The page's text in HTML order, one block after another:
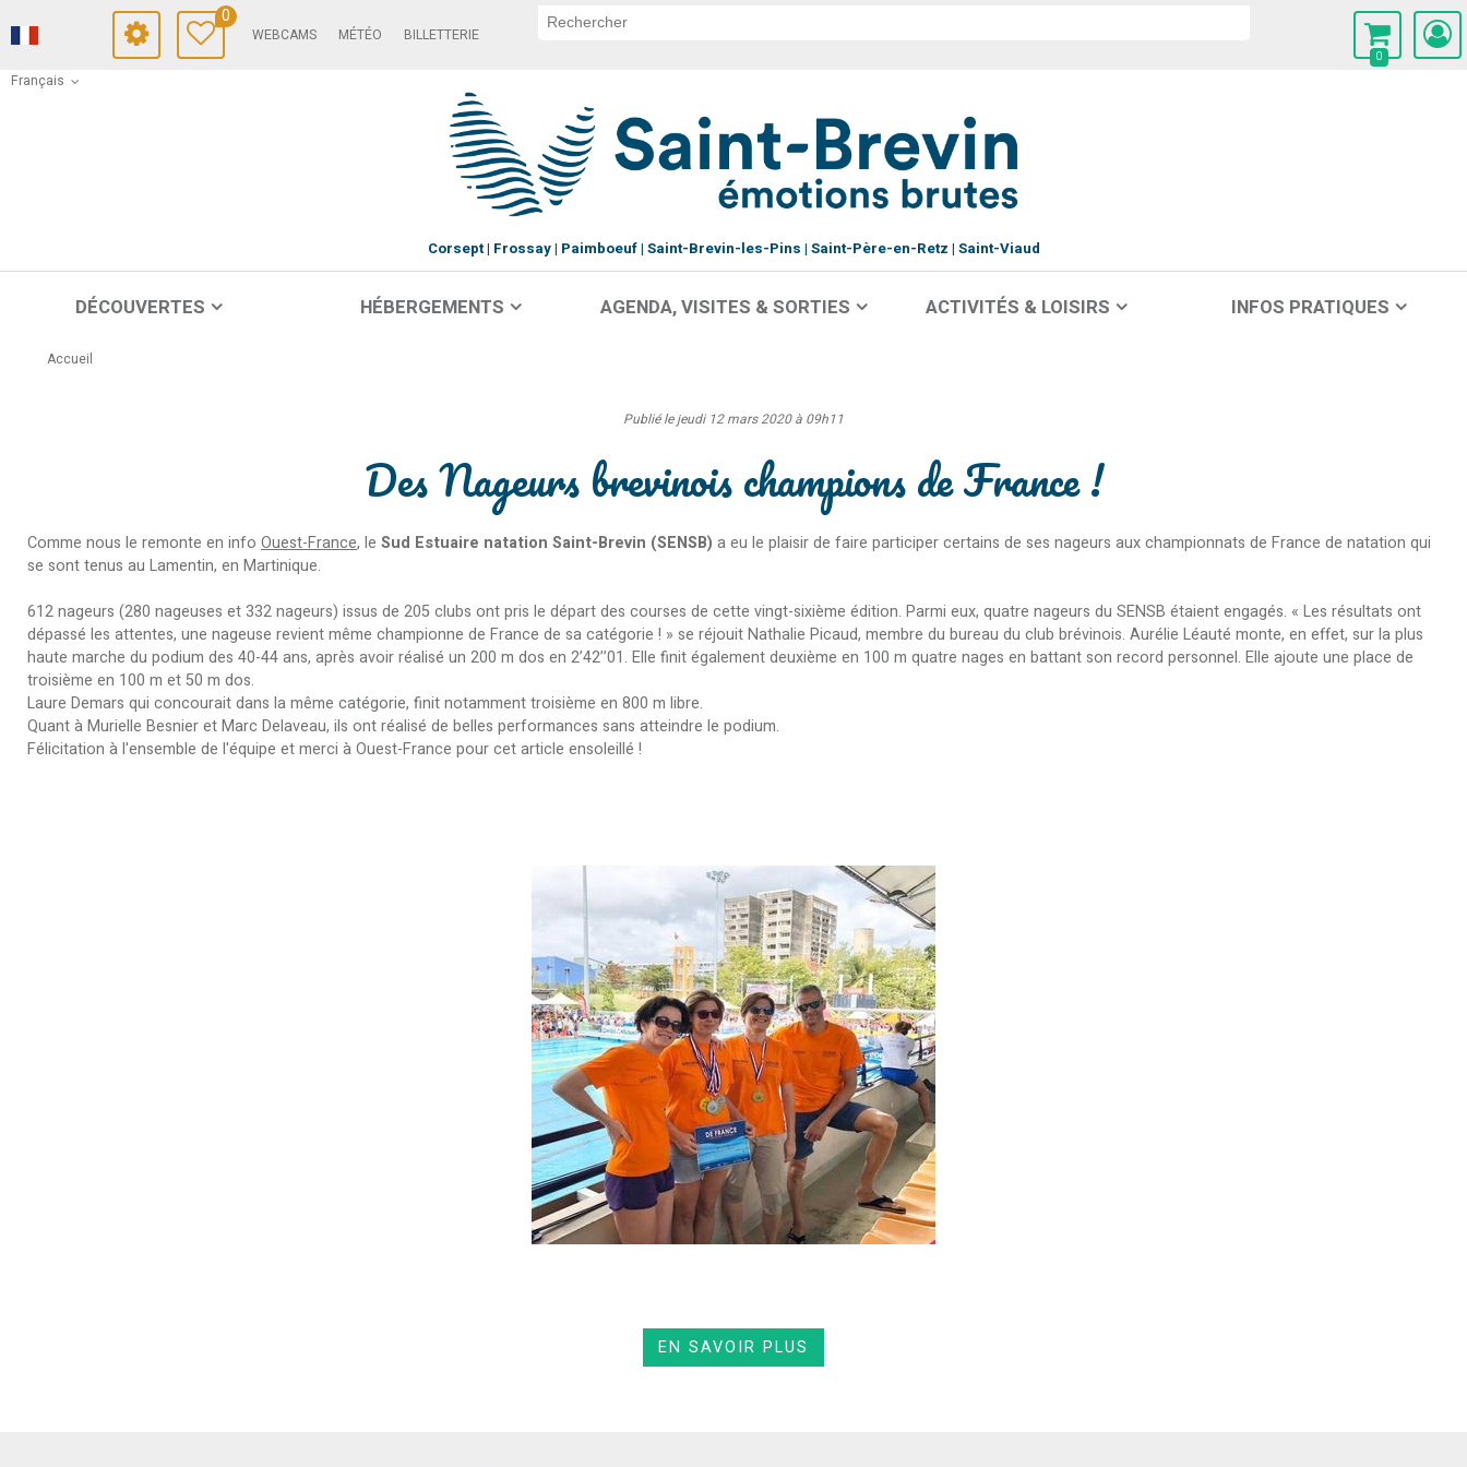
Français
0
WEBCAMS MÉTÉO BILLETTERIE
0
Corsept Frossay Paimboeuf Saint-Brevin-les-Pins Saint-Père-en-Retz Saint-Viaud
DÉCOUVERTES HÉBERGEMENTS AGENDA, VISITES & SORTIES ACTIVITÉS & LOISIRS INFOS PRATIQUES
Accueil
Publié le jeudi 12 mars 2020 à 09h11
Des Nageurs brevinois champions de France !
Comme nous le remonte en info Ouest-France, le Sud Estuaire natation Saint-Brevin (SENSB) a eu le plaisir de faire participer certains de ses nageurs aux championnats de France de natation qui
se sont tenus au Lamentin, en Martinique.
612 nageurs (280 nageuses et 332 nageurs) issus de 205 clubs ont pris le départ des courses de cette vingt-sixième édition. Parmi eux, quatre nageurs du SENSB étaient engagés. « Les résultats ont
dépassé les attentes, une nageuse revient même championne de France de sa catégorie ! » se réjouit Nathalie Picaud, membre du bureau du club brévinois. Aurélie Léauté monte, en effet, sur la plus
haute marche du podium des 40-44 ans, après avoir réalisé un 200 m dos en 2’42’’01. Elle finit également deuxième en 100 m quatre nages en battant son record personnel. Elle ajoute une place de
troisième en 100 m et 50 m dos.
Laure Demars qui concourait dans la même catégorie, finit notamment troisième en 800 m libre.
Quant à Murielle Besnier et Marc Delaveau, ils ont réalisé de belles performances sans atteindre le podium.
Félicitation à l'ensemble de l'équipe et merci à Ouest-France pour cet article ensoleillé !
EN SAVOIR PLUS